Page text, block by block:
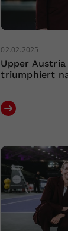
02.02.2025
Upper
triumphiert